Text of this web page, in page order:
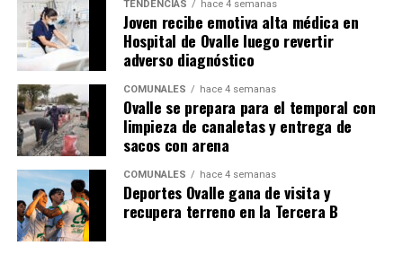
TENDENCIAS hace 4 semanas
Joven recibe emotiva alta médica en
Hospital de Ovalle luego revertir
adverso diagnóstico
COMUNALES hace 4 semanas
Ovalle se prepara para el temporal con
limpieza de canaletas y entrega de
sacos con arena
COMUNALES hace 4 semanas
Deportes Ovalle gana de visita y
recupera terreno en la Tercera B